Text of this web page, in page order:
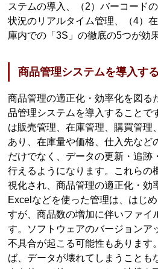
ステムの導入、（2）バーコード
状況のリアルタイム管理、（4）
庫内での「3S」の徹底の5つが効
商品管理システムを導入する
商品管理の適正化・効率化を図る
品管理システムを導入することで
は販売管理、在庫管理、購買管理
あり、在庫量や価格、仕入先など
だけでなく、データの更新・追跡
行えるようになります。これらの
視化され、商品管理の適正化・効
Excelなどを使った管理は、はじ
すが、商品数の増加に伴いファイ
す。ソフトウェアのバージョンア
不具合が起こる可能性もあります
ば、データが壊れてしまうことも